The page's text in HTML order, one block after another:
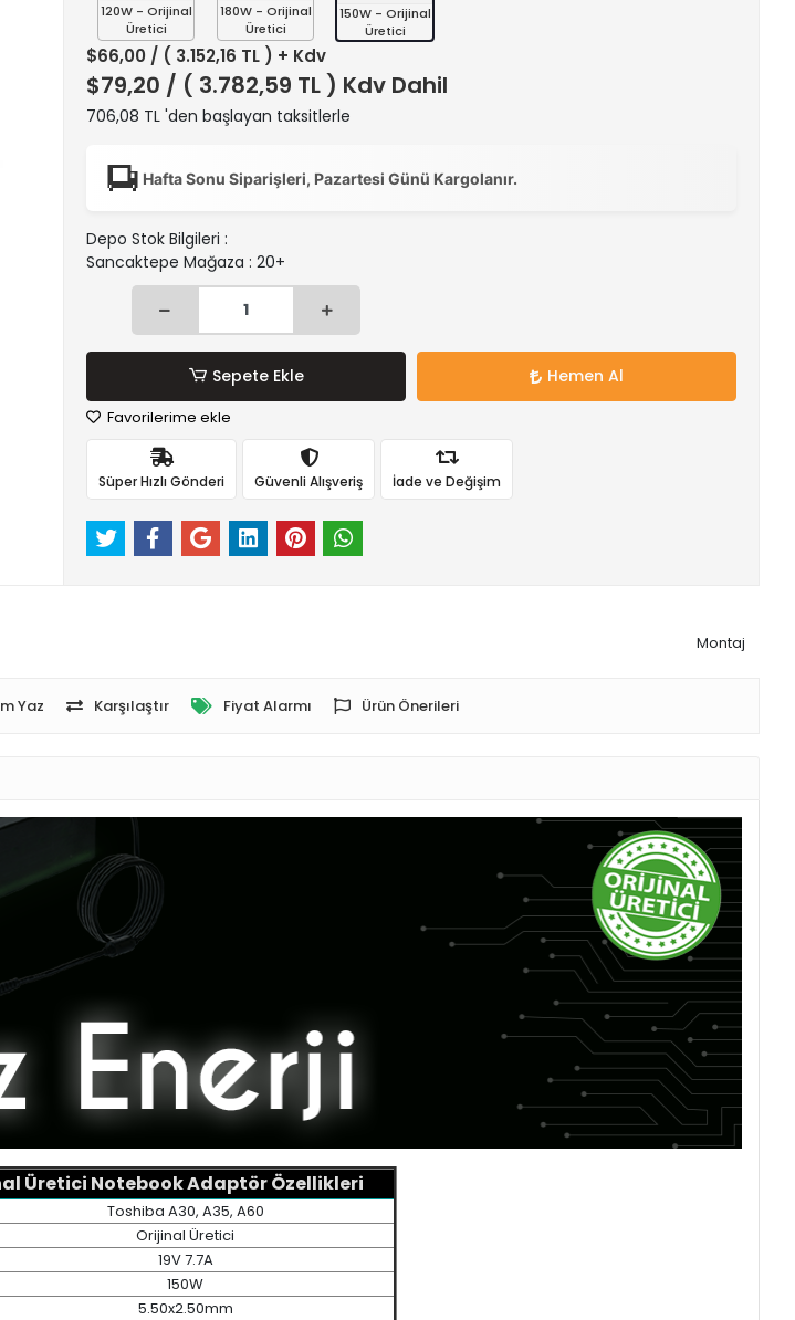
120W - Orijinal
Üretici
180W - Orijinal
Üretici
150W - Orijinal
Üretici
$66,00 / ( 3.152,16 TL ) + Kdv
$79,20 / ( 3.782,59 TL ) Kdv Dahil
706,08 TL 'den başlayan taksitlerle
Hafta Sonu Siparişleri, Pazartesi Günü Kargolanır.
Depo Stok Bilgileri :
Sancaktepe Mağaza : 20+
Sepete Ekle Hemen Al
Favorilerime ekle
Süper Hızlı Gönderi Güvenli Alışveriş İade ve Değişim
Montaj
Yaz Karşılaştır Fiyat Alarmı Ürün Önerileri
Üretici Notebook Adaptör Özellikleri
Toshiba A30, A35, A60
Orijinal Üretici
19V 7.7A
150W
5.50x2.50mm